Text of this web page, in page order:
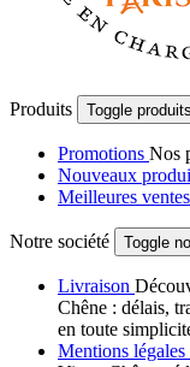
Produits Toggle
Promotions Nos
Nouveaux
Meilleures ventes
Notre société Toggle
Livraison
Chêne : délais,
en toute
Mentions légales